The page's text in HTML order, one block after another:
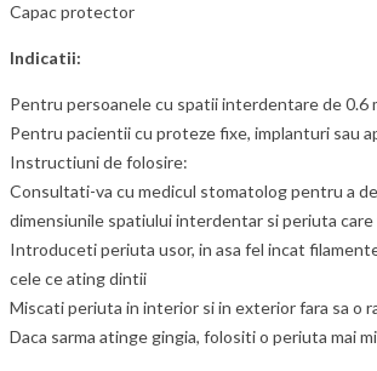
Capac protector
Indicatii:
Pentru persoanele cu spatii interdentare de 0.6
Pentru pacientii cu proteze fixe, implanturi sau
Instructiuni de folosire:
Consultati-va cu medicul stomatolog pentru a
dimensiunile spatiului interdentar si periuta
Introduceti periuta usor, in asa fel incat
cele ce ating dintii
Miscati periuta in interior si in exterior fara sa o
Daca sarma atinge gingia, folositi o periuta mai